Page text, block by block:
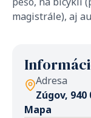
magistrále), aj
Adresa
Zúgov,
Mapa